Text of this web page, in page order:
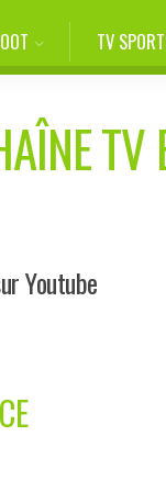
TV
TV
Youtube